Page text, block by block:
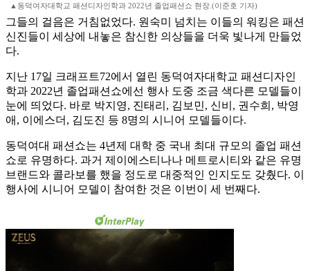
▲동덕여자대학교 패션디자인학과 2022년 졸업패션쇼 현장.(이준호 기자)
그들의 걸음은 거침없었다. 원숙미 넘치는 이들의 워킹은 패션
신진들이 세상에 내놓은 참신한 의상들을 더욱 빛나게 만들었
다.
지난 17일 크래프트72에서 열린 동덕여자대학교 패션디자인
학과 2022년 졸업패션쇼에선 행사 도중 조금 색다른 모델들이
눈에 띄었다. 바로 박지영, 진태리, 김보민, 신비, 권수희, 박영
애, 이에스더, 김도진 등 8명의 시니어 모델들이다.
동덕여대 패션쇼는 4년제 대학 중 국내 최대 규모의 졸업 패션
쇼로 유명하다. 과거 제이에스티나나 메트로시티와 같은 유명
브랜드와 콜라보를 했을 정도로 대중적인 인지도도 갖췄다. 이
행사에 시니어 모델이 참여한 것은 이번이 세 번째다.